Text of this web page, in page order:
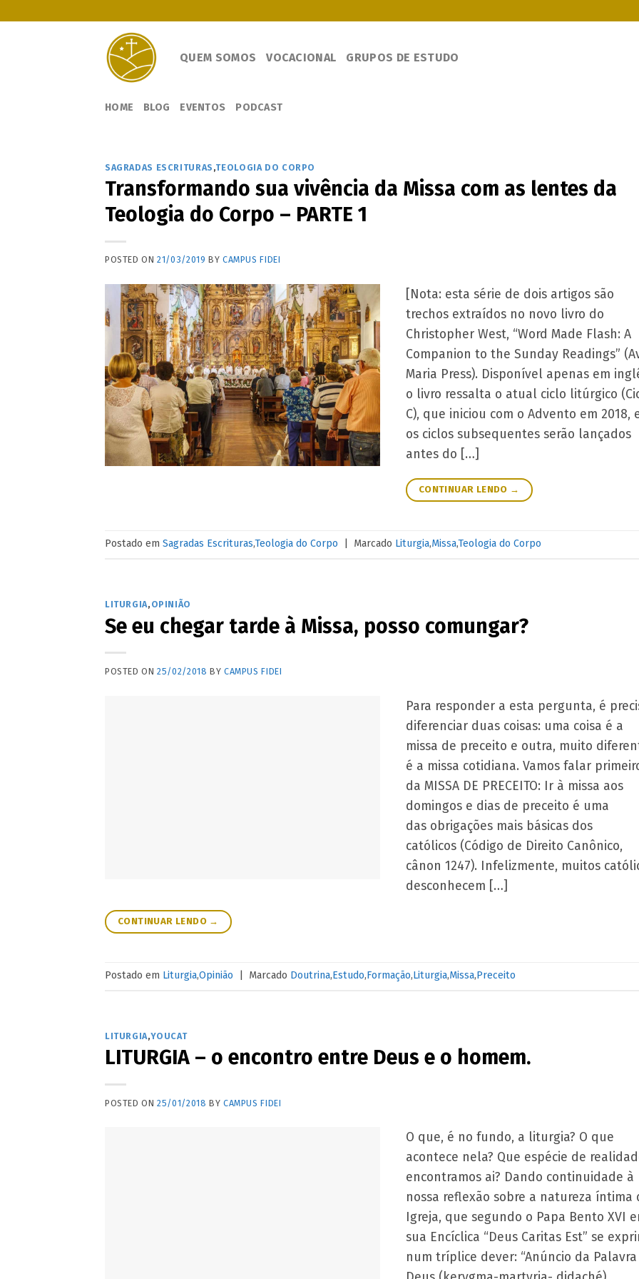
QUEM SOMOS VOCACIONAL GRUPOS DE ESTUDO
HOME BLOG EVENTOS PODCAST
SAGRADAS ESCRITURAS ,TEOLOGIA DO CORPO
Transformando sua vivência da Missa com as lentes da
Teologia do Corpo – PARTE 1
POSTED ON21/03/2019 BY CAMPUS FIDEI
[Nota: esta série de dois artigos são
trechos extraídos no novo livro do
Christopher West, “Word Made Flash: A
Companion to the Sunday Readings”
Maria Press). Disponível apenas em
o livro ressalta o atual ciclo litúrgico
C), que iniciou com o Advento em 2018,
os ciclos subsequentes serão lançados
antes do […]
CONTINUAR LENDO →
Postado em Sagradas Escrituras,Teologia do Corpo Marcado Liturgia,Missa,Teologia do Corpo
LITURGIA, OPINIÃO
Se eu chegar tarde à Missa, posso comungar?
POSTED ON25/02/2018 BY CAMPUS FIDEI
Para responder a esta pergunta, é
diferenciar duas coisas: uma coisa é a
missa de preceito e outra, muito
é a missa cotidiana. Vamos falar
da MISSA DE PRECEITO: Ir à missa aos
domingos e dias de preceito é uma
das obrigações mais básicas dos
católicos (Código de Direito Canônico,
cânon 1247). Infelizmente, muitos
desconhecem […]
CONTINUAR LENDO →
Postado em Liturgia,Opinião Marcado Doutrina,Estudo,Formação,Liturgia,Missa,Preceito
LITURGIA,YOUCAT
LITURGIA – o encontro entre Deus e o homem.
POSTED ON25/01/2018 BY CAMPUS FIDEI
O que, é no fundo, a liturgia? O que
acontece nela? Que espécie de
encontramos ai? Dando continuidade à
nossa reflexão sobre a natureza íntima
Igreja, que segundo o Papa Bento XVI
sua Encíclica “Deus Caritas Est” se
num tríplice dever: “Anúncio da